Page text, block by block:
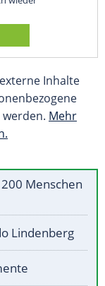
Inhalte
Mehr
Menschen
Lindenberg